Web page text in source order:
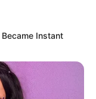
Instant